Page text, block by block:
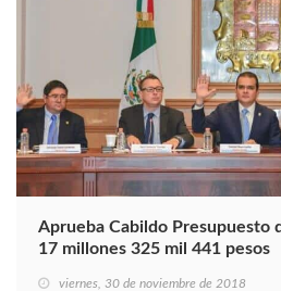
Aprueba Cabildo Presupuesto
17 millones 325 mil 441 pesos
viernes, 30 de noviembre de 2018